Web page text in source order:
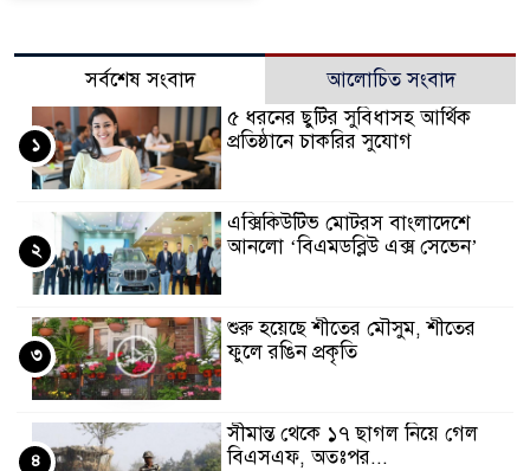
সর্বশেষ সংবাদ
আলোচিত সংবাদ
৫ ধরনের ছুটির সুবিধাসহ আর্থিক
প্রতিষ্ঠানে চাকরির সুযোগ
১
এক্সিকিউটিভ মোটরস বাংলাদেশে
আনলো ‘বিএমডব্লিউ এক্স সেভেন’
২
শুরু হয়েছে শীতের মৌসুম, শীতের
ফুলে রঙিন প্রকৃতি
৩
সীমান্ত থেকে ১৭ ছাগল নিয়ে গেল
বিএসএফ, অতঃপর...
৪